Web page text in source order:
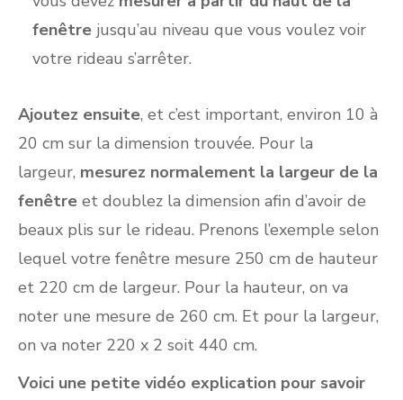
fenêtrejusqu’au niveau que vous voulez voir
votre rideau s’arrêter.
Ajoutez ensuite, et c’est important, environ 10 à
20 cm sur la dimension trouvée. Pour la
largeur, mesurez normalement la largeur de la
fenêtre et doublez la dimension afin d’avoir de
beaux plis sur le rideau. Prenons l’exemple selon
lequel votre fenêtre mesure 250 cm de hauteur
et 220 cm de largeur. Pour la hauteur, on va
noter une mesure de 260 cm. Et pour la largeur,
on va noter 220 x 2 soit 440 cm.
Voici une petite vidéo explication pour savoir